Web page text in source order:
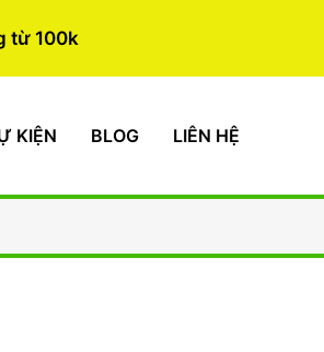
KIỆN BLOG LIÊN HỆ
từ 100k